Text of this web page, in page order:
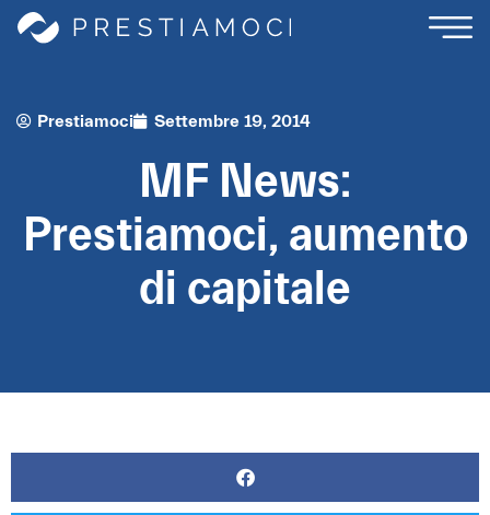
Prestiamoci Settembre 19, 2014
MF News:
Prestiamoci, aumento
di capitale